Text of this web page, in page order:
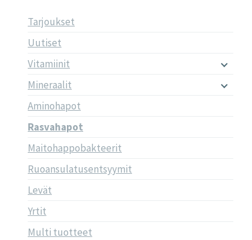
Tarjoukset
Uutiset
Vitamiinit
Mineraalit
Aminohapot
Rasvahapot
Maitohappobakteerit
Ruoansulatusentsyymit
Levät
Yrtit
Multi tuotteet